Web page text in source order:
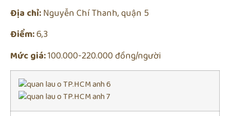
Địa chỉ:Nguyễn Chí Thanh, quận 5
Điểm:6,3
Mức giá:100.000-220.000 đồng/người